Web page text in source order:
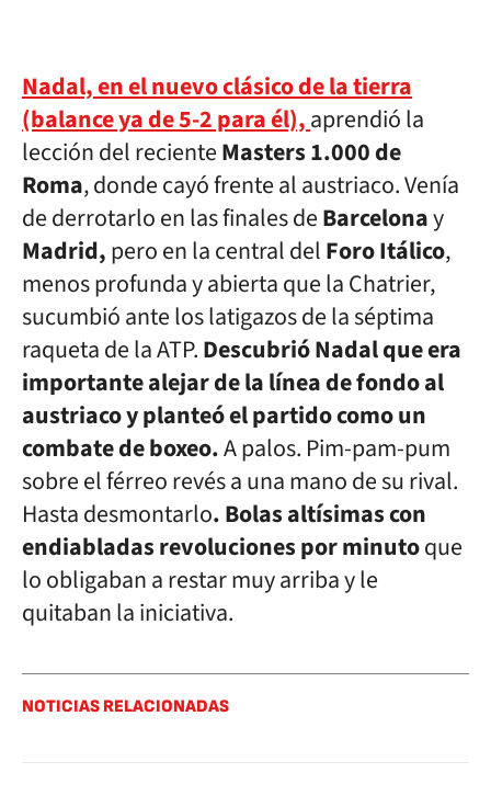
Nadal, en el nuevo clásico de la tierra
(balance ya de 5-2 para él),aprendió la
lección del recienteMasters 1.000 de
Roma, donde cayó frente al austriaco. Venía
de derrotarlo en las finales deBarcelonay
Madrid,pero en la central delForo Itálico,
menos profunda y abierta que la Chatrier,
sucumbió ante los latigazos de la séptima
raqueta de la ATP.Descubrió Nadal que era
importante alejar de la línea de fondo al
austriaco y planteó el partido como un
combate de boxeo.A palos. Pim-pam-pum
sobre el férreo revés a una mano de su rival.
Hasta desmontarlo. Bolas altísimas con
endiabladas revoluciones por minutoque
lo obligaban a restar muy arriba y le
quitaban la iniciativa.
NOTICIAS RELACIONADAS